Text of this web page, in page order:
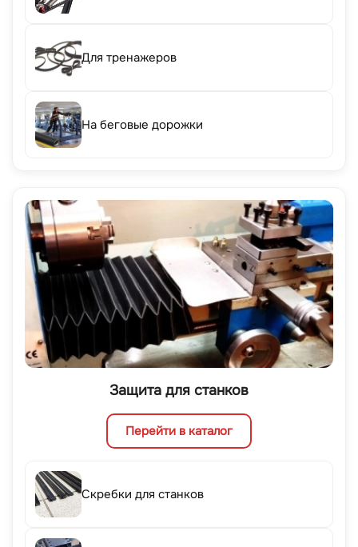
Для тренажеров
На беговые дорожки
Защита для станков
Перейти в каталог
Скребки для станков